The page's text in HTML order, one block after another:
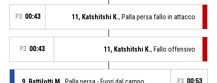
P3 00:43 11, Katshitshi K., Palla persa fallo in attacco
P3 00:43 11, Katshitshi K., Fallo offensivo
9, Battilotti M., Palla persa - Fuori dal campo P3 00:53